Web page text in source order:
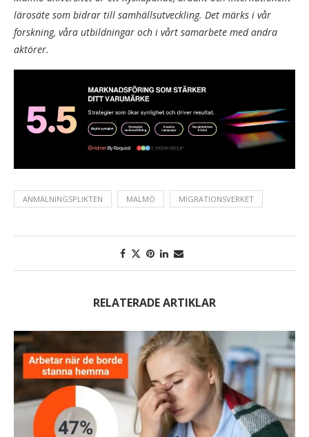
lärosäte som bidrar till samhällsutveckling. Det märks i vår
forskning, våra utbildningar och i vårt samarbete med andra
aktörer.
ANMÄLNINGSPLIKTEN MALMÖ MIGRATIONSVERKET
RELATERADE ARTIKLAR